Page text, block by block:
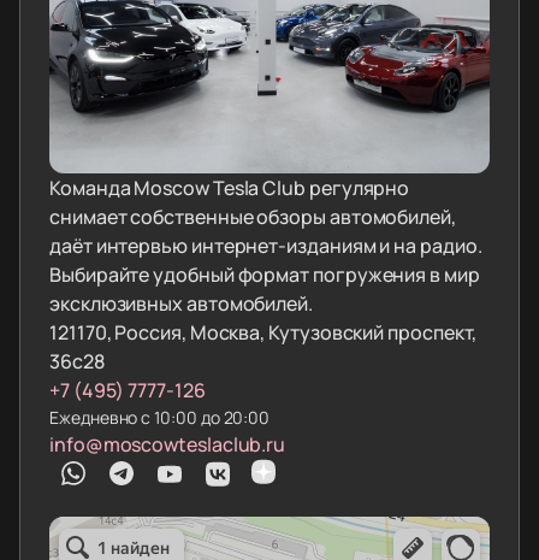
Команда Moscow Tesla Club регулярно
снимает собственные обзоры автомобилей,
даёт интервью интернет-изданиям и на радио.
Выбирайте удобный формат погружения в мир
эксклюзивных автомобилей.
121170, Россия, Москва, Кутузовский проспект,
36с28
+7 (495) 7777-126
Ежедневно с 10:00 до 20:00
info@moscowteslaclub.ru